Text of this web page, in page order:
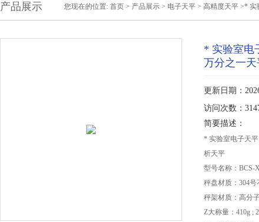
产品展示 您现在的位置: 首页 > 产品展示 > 电子天平 > 高精度天平 >* 实验
* 实验室电
万分之一
更新日期：
访问次数：
简要描述：
* 实验室电子天
析天平
型号名称：BCS-
秤盘材质：304
秤架材质：高分
Z大称量：410g ;